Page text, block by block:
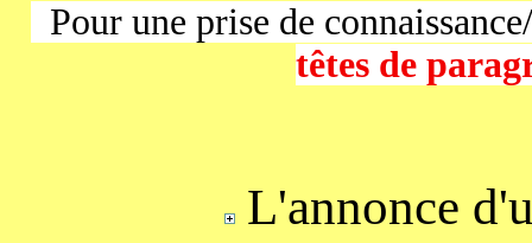
Pour une prise de
têtes de
L'annonce